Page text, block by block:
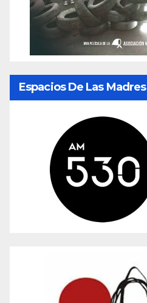
Espacios De Las Madres